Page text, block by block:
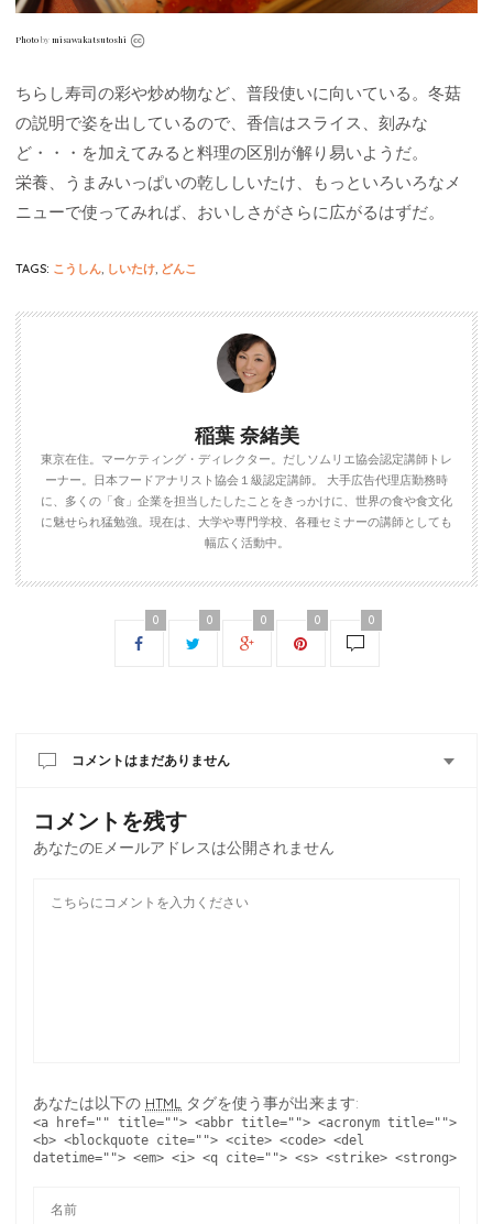
Photo bymisawakatsutoshi
ちらし寿司の彩や炒め物など、普段使いに向いている。冬菇
の説明で姿を出しているので、香信はスライス、刻みな
ど・・・を加えてみると料理の区別が解り易いようだ。
栄養、うまみいっぱいの乾ししいたけ、もっといろいろなメ
ニューで使ってみれば、おいしさがさらに広がるはずだ。
TAGS: こうしん しいたけ どんこ
稲葉 奈緒美
東京在住。マーケティング・ディレクター。だしソムリエ協会認定講師トレ
ーナー。日本フードアナリスト協会１級認定講師。 大手広告代理店勤務時
に、多くの「食」企業を担当したしたことをきっかけに、世界の食や食文化
に魅せられ猛勉強。現在は、大学や専門学校、各種セミナーの講師としても
幅広く活動中。
0 0 0 0 0
コメントはまだありません
コメントを残す
あなたのEメールアドレスは公開されません
あなたは以下の HTML タグを使う事が出来ます:
<a href="" title=""> <abbr title=""> <acronym title="">
<b> <blockquote cite=""> <cite> <code> <del
datetime=""> <em> <i> <q cite=""> <s> <strike> <strong>